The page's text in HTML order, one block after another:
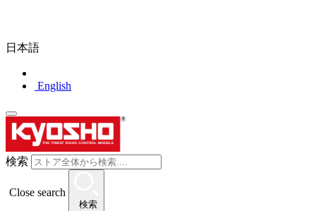
日本語
English
検索
Close search
検索